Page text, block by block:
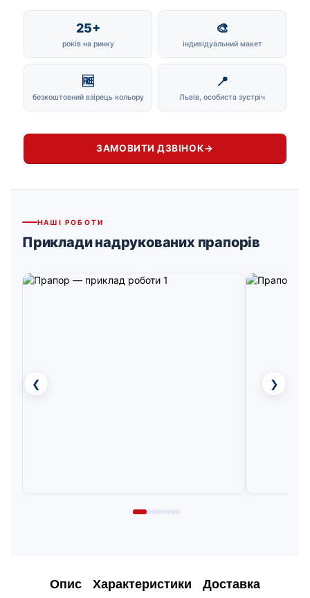
25+
років на ринку
🎨
індивідуальний макет
🆓
безкоштовний взірець кольору
📍
Львів, особиста зустріч
ЗАМОВИТИ ДЗВІНОК→
НАШІ РОБОТИ
Приклади надрукованих прапорів
❮ ❯
Опис Характеристики Доставка